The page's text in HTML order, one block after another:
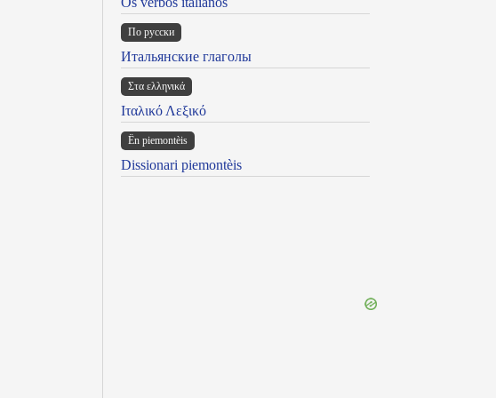
По русски
Итальянские глаголы
Στα ελληνικά
Ιταλικό Λεξικό
Ën piemontèis
Dissionari piemontèis